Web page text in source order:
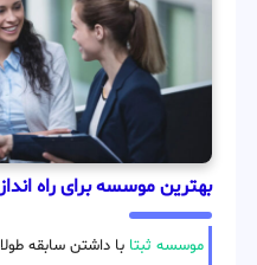
بهترین موسسه برای راه
موسسه ثبتا با داشتن سابقه